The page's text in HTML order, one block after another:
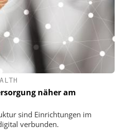
näher am
sind Einrichtungen im
verbunden.